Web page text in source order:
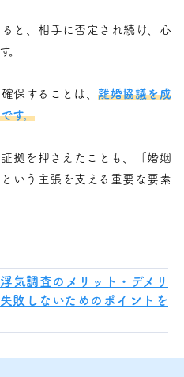
と、相手に否定され続け、心
。
保することは、離婚協議を成
す。
拠を押さえたことも、「婚姻
いう主張を支える重要な要素
気調査のメリット・デメリ
敗しないためのポイントを